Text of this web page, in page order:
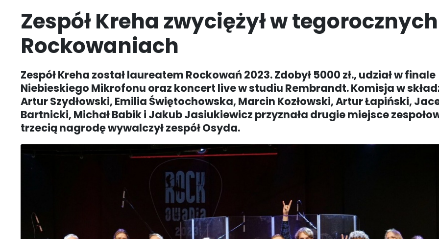
Zespół Kreha zwyciężył w tegorocznych
Rockowaniach
Zespół Kreha został laureatem Rockowań 2023. Zdobył 5000 zł., udział w finale
Niebieskiego Mikrofonu oraz koncert live w studiu Rembrandt. Komisja w
Artur Szydłowski, Emilia Świętochowska, Marcin Kozłowski, Artur Łapiński,
Bartnicki, Michał Babik i Jakub Jasiukiewicz przyznała drugie miejsce
trzecią nagrodę wywalczył zespół Osyda.